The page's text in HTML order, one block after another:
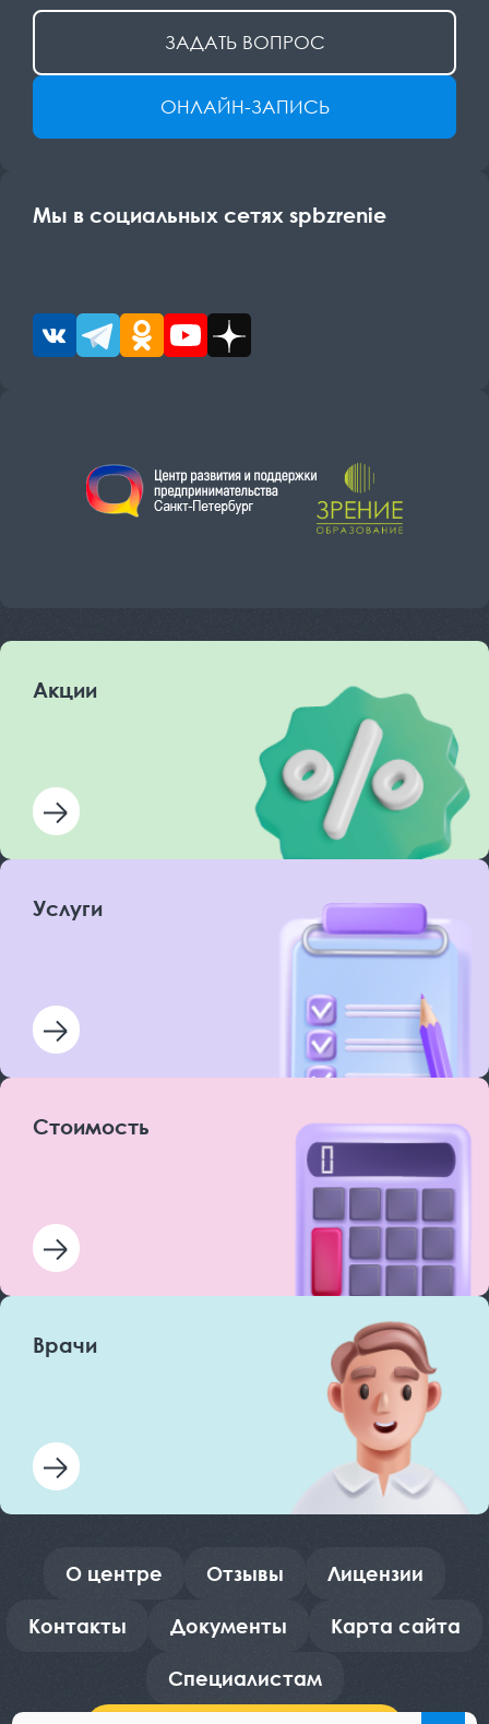
ЗАДАТЬ ВОПРОС
ОНЛАЙН-ЗАПИСЬ
Мы в социальных сетях spbzrenie
Акции
Услуги
Стоимость
Врачи
О центре Отзывы Лицензии
Контакты Документы Карта сайта
Специалистам